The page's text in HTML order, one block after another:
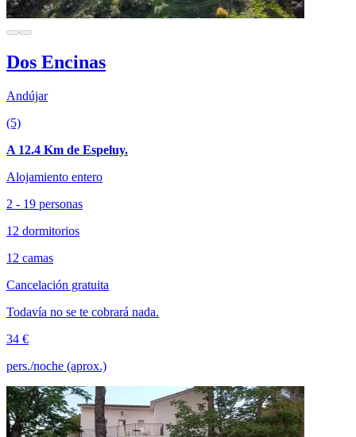
Dos Encinas
Andújar
(5)
A 12.4 Km de Espeluy.
Alojamiento entero
2 - 19 personas
12 dormitorios
12 camas
Cancelación gratuita
Todavía no se te cobrará nada.
34 €
pers./noche (aprox.)